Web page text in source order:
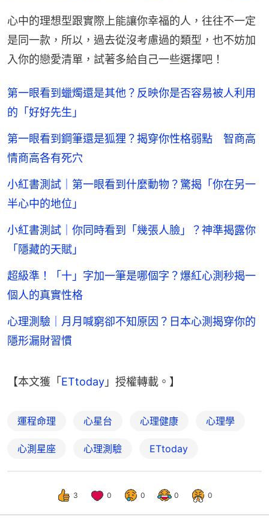
心中的理想型跟實際上能讓你幸福的人，往往不一定
是同一款，所以，過去從沒考慮過的類型，也不妨加
入你的戀愛清單，試著多給自己一些選擇吧！
第一眼看到蠟燭還是其他？反映你是否容易被人利用
的「好好先生」
第一眼看到鋼筆還是狐狸？揭穿你性格弱點 智商高
情商高各有死穴
小紅書測試｜第一眼看到什麼動物？驚揭「你在另一
半心中的地位」
小紅書測試｜你同時看到「幾張人臉」？神準揭露你
「隱藏的天賦」
超級準！「十」字加一筆是哪個字？爆紅心測秒揭一
個人的真實性格
心理測驗｜月月喊窮卻不知原因？日本心測揭穿你的
隱形漏財習慣
【本文獲「ETtoday 」授權轉載。】
運程命理 心星台 心理健康 心理學
心測星座 心理測驗 ETtoday
3 0 0 0 0